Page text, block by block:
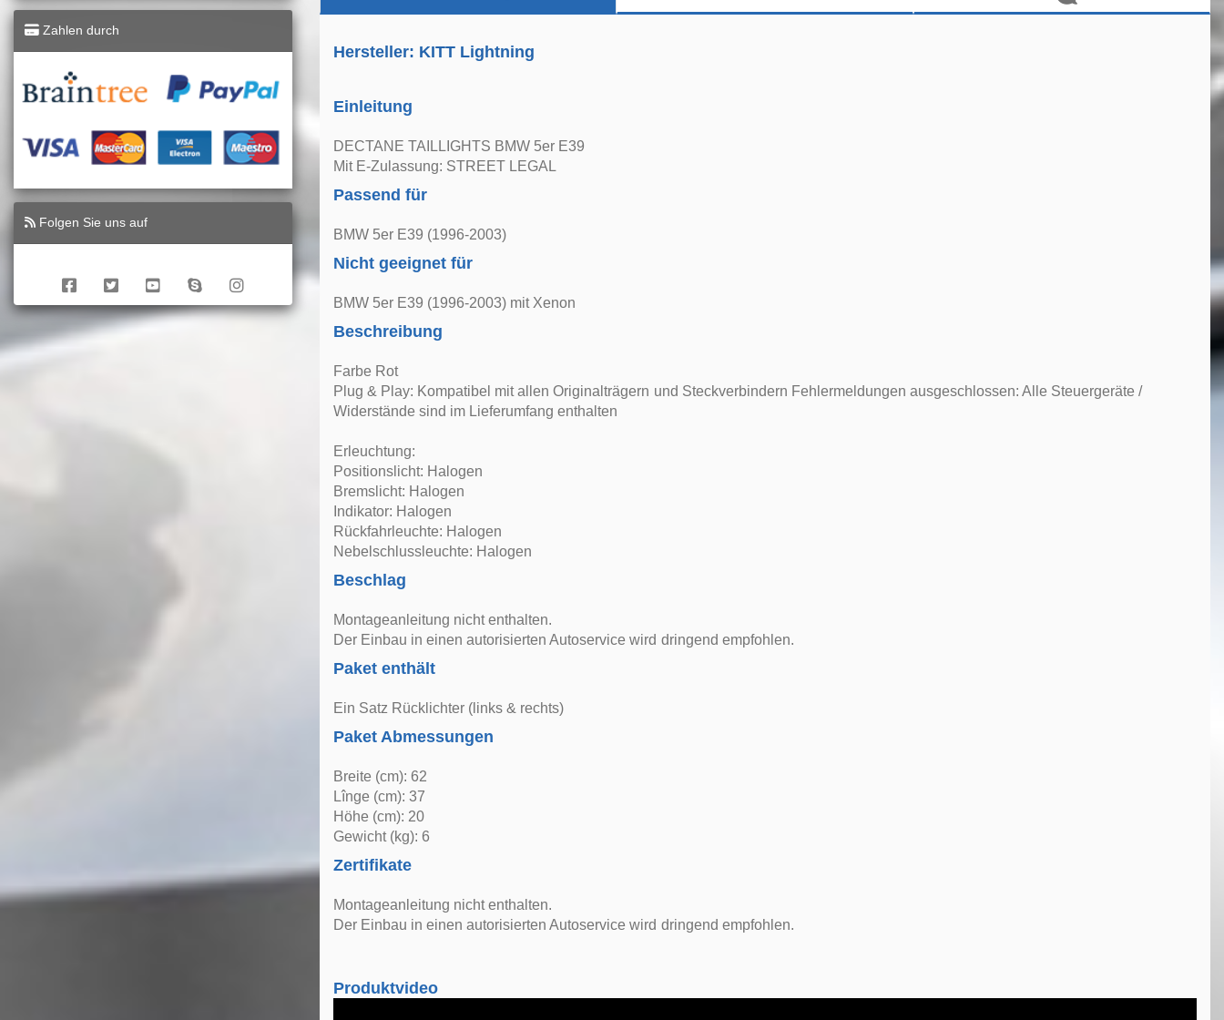
Zahlen durch
Folgen Sie uns auf
Hersteller: KITT Lightning
Einleitung
DECTANE TAILLIGHTS BMW 5er E39
Mit E-Zulassung: STREET LEGAL
Passend für
BMW 5er E39 (1996-2003)
Nicht geeignet für
BMW 5er E39 (1996-2003) mit Xenon
Beschreibung
Farbe Rot
Plug & Play: Kompatibel mit allen Originalträgern und Steckverbindern Fehlermeldungen ausgeschlossen: Alle Steuergeräte /
Widerstände sind im Lieferumfang enthalten
Erleuchtung:
Positionslicht: Halogen
Bremslicht: Halogen
Indikator: Halogen
Rückfahrleuchte: Halogen
Nebelschlussleuchte: Halogen
Beschlag
Montageanleitung nicht enthalten.
Der Einbau in einen autorisierten Autoservice wird dringend empfohlen.
Paket enthält
Ein Satz Rücklichter (links & rechts)
Paket Abmessungen
Breite (cm): 62
Lînge (cm): 37
Höhe (cm): 20
Gewicht (kg): 6
Zertifikate
Montageanleitung nicht enthalten.
Der Einbau in einen autorisierten Autoservice wird dringend empfohlen.
Produktvideo